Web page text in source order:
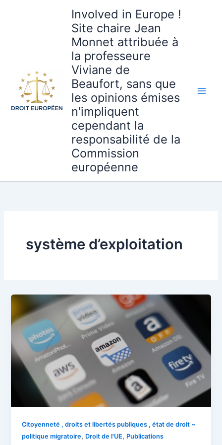
Involved in Europe !
Site chaire Jean
Monnet attribuée à
la professeure
Viviane de
Beaufort, sans que
les opinions émises
n'impliquent
cependant la
responsabilité de la
Commission
européenne
système d’exploitation
Citoyenneté , droits et libertés publiques , état de droit ~
politique migratoire, Droit de l'UE, Publications